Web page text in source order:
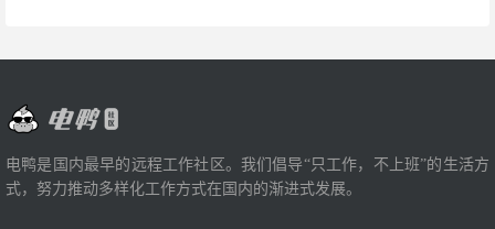
电鸭是国内最早的远程工作社区。我们倡导“只工作，不上班”的生活方
式，努力推动多样化工作方式在国内的渐进式发展。